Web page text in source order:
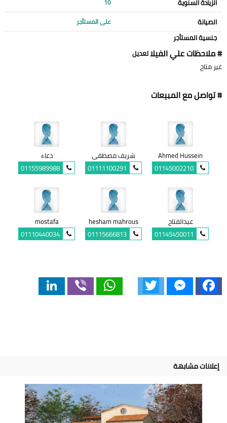
الزيادة السنوية 10
الصيانة على المستأجر
جنسية المستأجر
# ملاحظات علي الفيلاتعديل
غير متاح
# تواصل مع المبيعات
Ahmed Hussein
01145002210
شريف مصطفى
01111100291
دعاء
01155989988
عبدالفتاح
01145450011
hesham mahrous
01115666813
mostafa
01110440034
Facebook
Messenger
WhatsApp
إعلانات مشابهة